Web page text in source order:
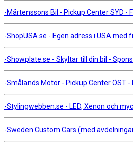
-Mårtenssons Bil - Pickup Center SYD
-ShopUSA.se - Egen adress i USA
-Showplate.se - Skyltar till din bil -
-Smålands Motor - Pickup Center ÖST
-Stylingwebben.se - LED, Xenon och
-Sweden Custom Cars (med